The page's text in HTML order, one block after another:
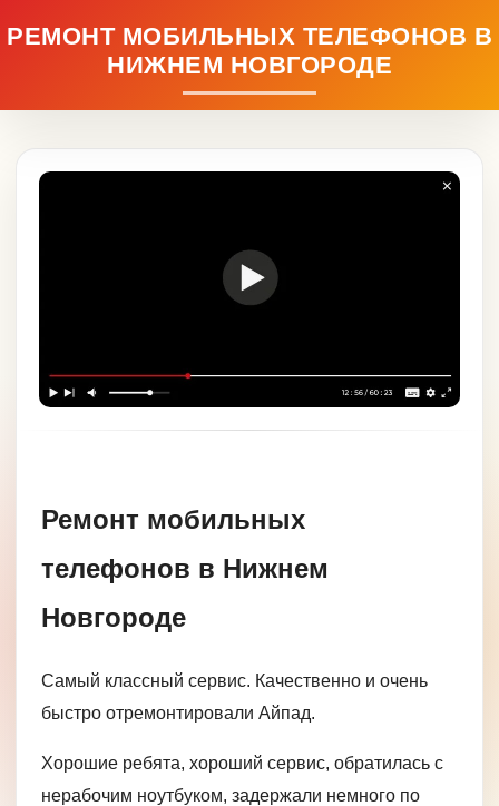
РЕМОНТ МОБИЛЬНЫХ ТЕЛЕФОНОВ В
НИЖНЕМ НОВГОРОДЕ
Ремонт мобильных
телефонов в Нижнем
Новгороде
Самый классный сервис. Качественно и очень
быстро отремонтировали Айпад.
Хорошие ребята, хороший сервис, обратилась с
нерабочим ноутбуком, задержали немного по